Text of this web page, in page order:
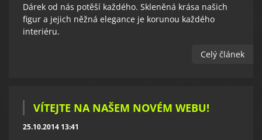
Dárek od nás potěší každého. Skleněná krása našich
figur a jejich něžná elegance je korunou každého
interiéru.
Celý článek
VÍTEJTE NA NAŠEM NOVÉM WEBU!
25.10.2014 13:41